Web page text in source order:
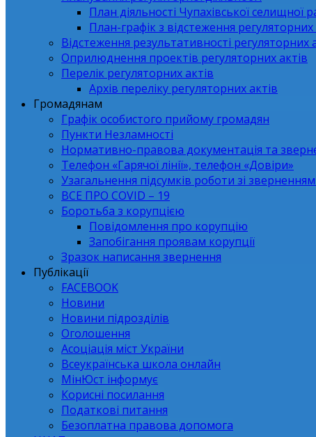
План діяльності Чупахівської селищної
План-графік з відстеження
Відстеження результативності регуляторних
Оприлюднення проектів регуляторних актів
Перелік регуляторних актів
Архів переліку регуляторних актів
Громадянам
Графік особистого прийому громадян
Пункти Незламності
Нормативно-правова документація та
Телефон «Гарячої лінії», телефон «Довіри»
Узагальнення підсумків роботи зі
ВСЕ ПРО СОVID – 19
Боротьба з корупцією
Повідомлення про корупцію
Запобігання проявам корупції
Зразок написання звернення
Публікації
FACEBOOK
Новини
Новини підрозділів
Оголошення
Асоціація міст України
Всеукраїнська школа онлайн
МінЮст інформує
Корисні посилання
Податкові питання
Безоплатна правова допомога